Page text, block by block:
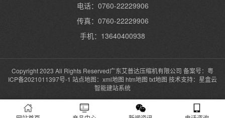
电话：0760-22229906
传真：0760-22229906
手机：13640400938
Copyright 2023 All Rights Reserved广东艾普达压缩机有限公司 备案号： 粤
ICP备2021011397号-1 站点地图： xml地图 htm地图 txt地图 技术支持： 星盒云
智能建站系统